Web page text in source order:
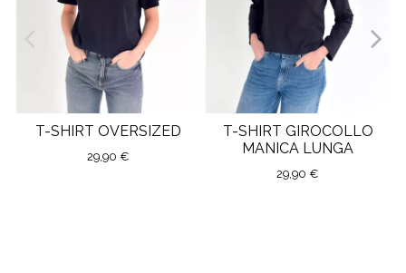
T-SHIRT OVERSIZED
29,90 €
T-SHIRT GIROCOLLO
MANICA LUNGA
29,90 €